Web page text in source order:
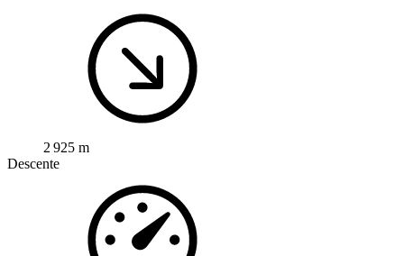
2 925 m
Descente